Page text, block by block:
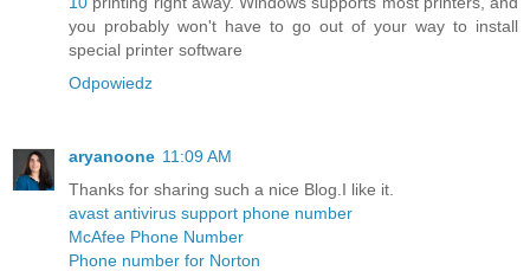
you probably won't have to go out of your way to install
special printer software
Odpowiedz
aryanoone 11:09 AM
Thanks for sharing such a nice Blog.I like it.
avast antivirus support phone number
McAfee Phone Number
Phone number for Norton